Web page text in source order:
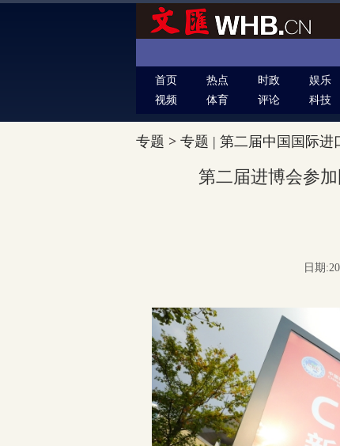
首页 热点 时政 娱乐
视频
体育 评论 科技
专题 > 专题 | 第二届中国国际进
第二届进博会参
日期